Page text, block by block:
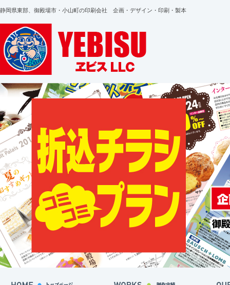
静岡県東部、御殿場市・小山町の印刷会社 企画・デザイン・印刷・製本